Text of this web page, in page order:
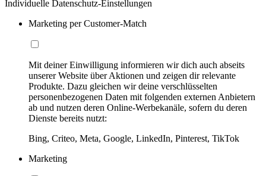
Individuelle Datenschutz-Einstellungen
Marketing per Customer-Match
Mit deiner Einwilligung informieren wir dich auch abseits
unserer Website über Aktionen und zeigen dir relevante
Produkte. Dazu gleichen wir deine verschlüsselten
personenbezogenen Daten mit folgenden externen Anbietern
ab und nutzen deren Online-Werbekanäle, sofern du deren
Dienste bereits nutzt:
Bing, Criteo, Meta, Google, LinkedIn, Pinterest, TikTok
Marketing